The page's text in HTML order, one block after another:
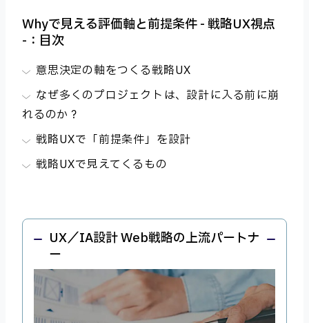
Whyで見える評価軸と前提条件 - 戦略UX視点
-：目次
意思決定の軸をつくる戦略UX
なぜ多くのプロジェクトは、設計に入る前に崩
れるのか？
戦略UXで「前提条件」を設計
戦略UXで見えてくるもの
UX／IA設計 Web戦略の上流パートナ
ー